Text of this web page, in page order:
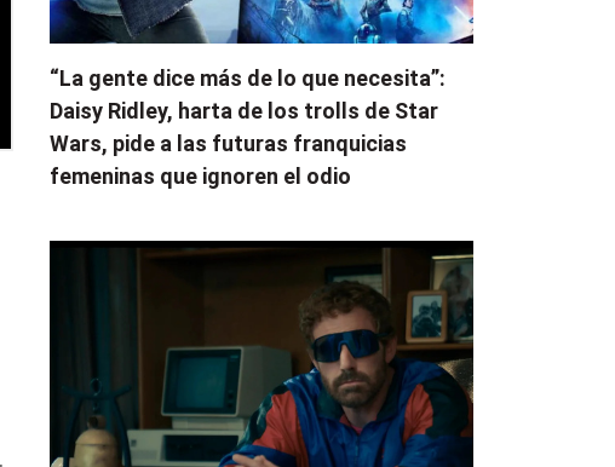
“La gente dice más de lo que necesita”:
Daisy Ridley, harta de los trolls de Star
Wars, pide a las futuras franquicias
femeninas que ignoren el odio